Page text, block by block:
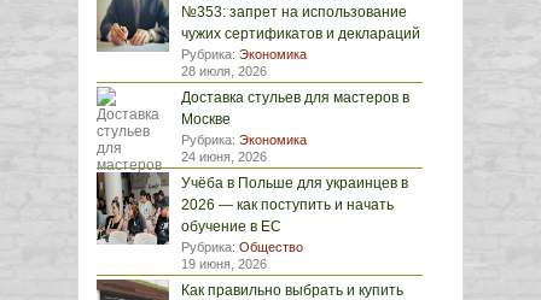
№353: запрет на использование
чужих сертификатов и деклараций
Рубрика: Экономика
28 июля, 2026
Доставка стульев для мастеров в
Москве
Рубрика: Экономика
24 июня, 2026
Учёба в Польше для украинцев в
2026 — как поступить и начать
обучение в ЕС
Рубрика: Общество
19 июня, 2026
Как правильно выбрать и купить